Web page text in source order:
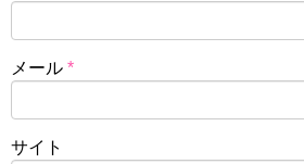
メール *
サイト